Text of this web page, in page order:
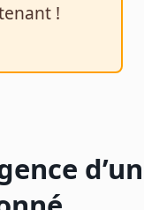
!
d’un